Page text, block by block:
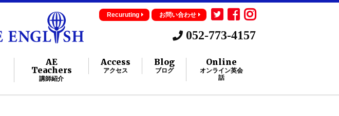
Recuruting お問い合わせ
052-773-4157
AE
Teachers
講師紹介
Access
アクセス
Blog
ブログ
Online
オンライン英会
話